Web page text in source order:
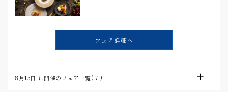
フェア詳細へ
8月15日 に開催のフェア一覧(7 )